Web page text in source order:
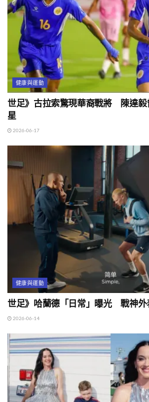
健康與運動
世足》古拉索驚現華裔戰將 陳達毅
星
2026-06-17
健康與運動
世足》哈蘭德「日常」曝光 戰神外
2026-06-14